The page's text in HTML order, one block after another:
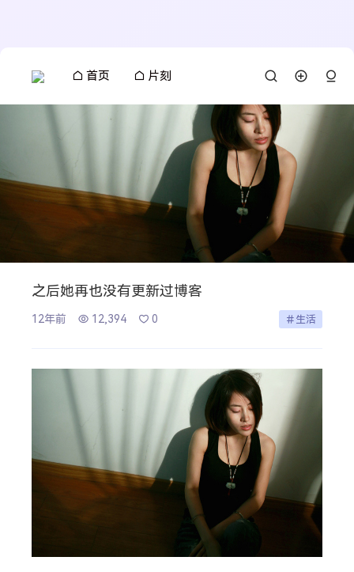
首页 片刻
搜索
之后她再也没有更新过博客
12年前 12,394 0 生活